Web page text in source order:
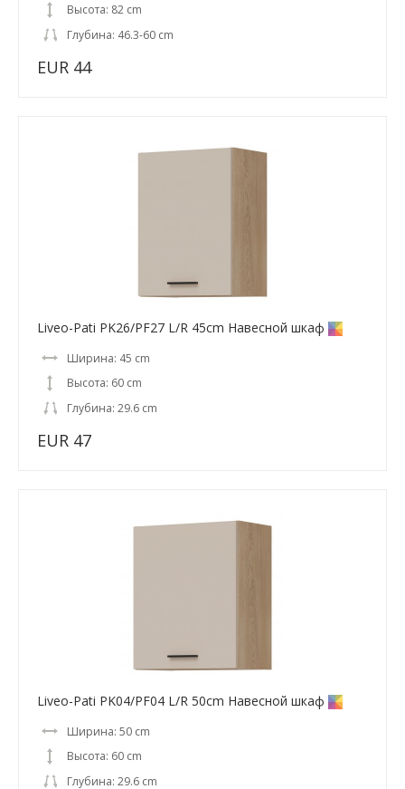
Высота: 82 cm
Глубина: 46.3-60 cm
EUR 44
Liveo-Pati PK26/PF27 L/R 45cm Навесной шкаф
Ширина: 45 cm
Высота: 60 cm
Глубина: 29.6 cm
EUR 47
Liveo-Pati PK04/PF04 L/R 50cm Навесной шкаф
Ширина: 50 cm
Высота: 60 cm
Глубина: 29.6 cm